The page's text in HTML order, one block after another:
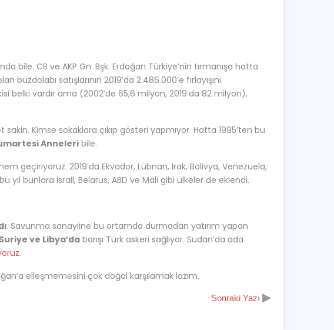
bile. CB ve AKP Gn. Bşk. Erdoğan Türkiye’nin tırmanışa hatta
satışlarının 2019’da 2.486.000’e fırlayışını
belki vardır ama (2002’de 65,6 milyon, 2019’da 82 milyon),
sakin. Kimse sokaklara çıkıp gösteri yapmıyor. Hatta 1995’ten bu
Anneleribile.
geçiriyoruz. 2019’da Ekvador, Lübnan, Irak, Bolivya, Venezuela,
yıl bunlara İsrail, Belarus, ABD ve Mali gibi ülkeler de eklendi.
. Savunma sanayiine bu ortamda durmadan yatırım yapan
Suriye ve Libya’da barışı Türk askeri sağlıyor. Sudan’da ada
.
elleşmemesini çok doğal karşılamak lazım.
Sonraki Yazı ▶